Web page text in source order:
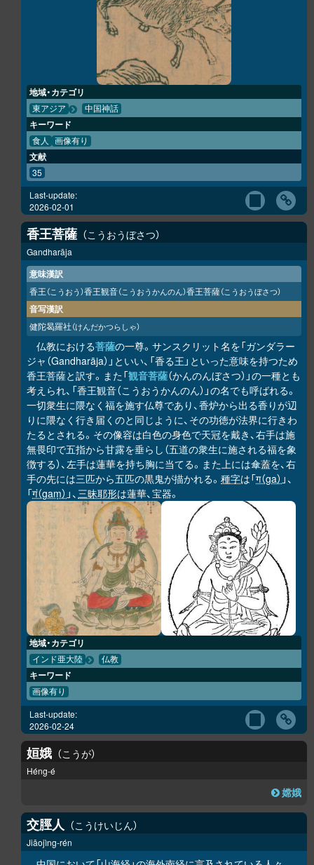
地域・カテゴリ
東アジア 中国神話
キーワード
食人 画像有り
文献
35
Last-update:
2026-02-01
香王菩薩 こうおうぼさつ
Gandharāja
意味漢訳
香王（こうおう）香王観音（こうおうかんのん）香王菩薩（こうおうぼさつ）
音写漢訳
健陀曷羅社（けんだかつらしゃ）
仏教における菩薩の一尊。サンスクリット名を「ガンダラー
ジャ（Gandharāja）」といい、「香る王」といった意味を持つため
香王菩薩と訳す。また「観音菩薩（かんのんぼさつ）」の一種とも
考えられ、「香王観音（こうおうかんのん）」の名でも呼ばれる。
一切衆生に隈なく福を施す仏尊であり、香炉から出る香りが辺
りに隈なく行き届くのと同じように、その功徳が法界に行きわ
たるとされる。その像容は白色の身色で天冠を戴き、右手は施
無畏印で五指から甘露を垂らし（五道の衆生に施される福を象
徴する）、左手は蓮華を持ち胸に当てる。また上には傘蓋を、右
手の先には三匹から五匹の黒鬼が描かれる。 種字は「ग（ga） 」、
「गं（gaṃ） 」、三昧耶形は蓮華、宝器。
地域・カテゴリ
インド亜大陸 仏教
キーワード
画像有り
Last-update:
2026-02-24
姮娥 こうが
Héng-é
嫦娥
交脛人 こうけいじん
Jiāojìng-rén